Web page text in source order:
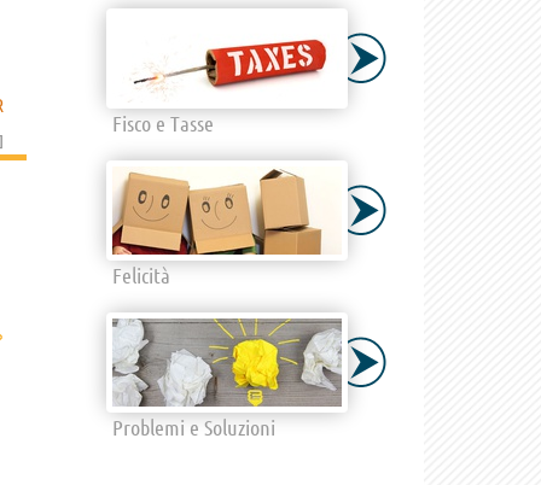
]
Fisco e Tasse
Felicità
Problemi e Soluzioni